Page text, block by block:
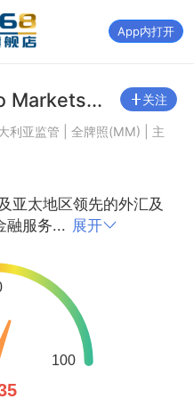
App内打开
Markets... 关注
利亚监管 | 全牌照(MM) | 主
亚太地区领先的外汇及
融服务... 展开